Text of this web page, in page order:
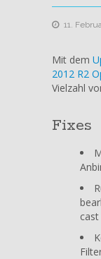
11.
Mit dem
2012 R2
Vielzahl
Fixes
cast